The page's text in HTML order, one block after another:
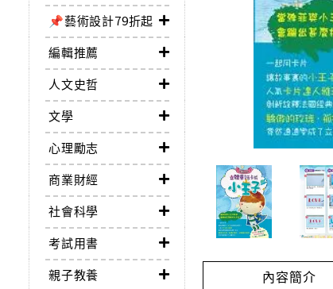
📌藝術設計79折起
編輯推薦
人文史哲
文學
心理勵志
商業財經
社會科學
考試用書
親子教養
內容簡介